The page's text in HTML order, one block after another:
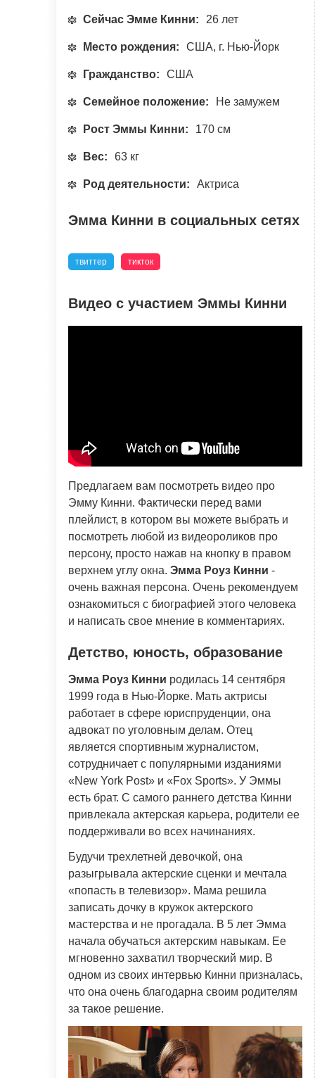
Сейчас Эмме Кинни: 26 лет
Место рождения: США, г. Нью-Йорк
Гражданство: США
Семейное положение: Не замужем
Рост Эммы Кинни: 170 см
Вес: 63 кг
Род деятельности: Актриса
Эмма Кинни в социальных сетях
твиттер тикток
Видео с участием Эммы Кинни
Предлагаем вам посмотреть видео про
Эмму Кинни. Фактически перед вами
плейлист, в котором вы можете выбрать и
посмотреть любой из видеороликов про
персону, просто нажав на кнопку в правом
верхнем углу окна. Эмма Роуз Кинни -
очень важная персона. Очень рекомендуем
ознакомиться с биографией этого человека
и написать свое мнение в комментариях.
Детство, юность, образование
Эмма Роуз Кинни родилась 14 сентября
1999 года в Нью-Йорке. Мать актрисы
работает в сфере юриспруденции, она
адвокат по уголовным делам. Отец
является спортивным журналистом,
сотрудничает с популярными изданиями
«New York Post» и «Fox Sports». У Эммы
есть брат. С самого раннего детства Кинни
привлекала актерская карьера, родители ее
поддерживали во всех начинаниях.
Будучи трехлетней девочкой, она
разыгрывала актерские сценки и мечтала
«попасть в телевизор». Мама решила
записать дочку в кружок актерского
мастерства и не прогадала. В 5 лет Эмма
начала обучаться актерским навыкам. Ее
мгновенно захватил творческий мир. В
одном из своих интервью Кинни призналась,
что она очень благодарна своим родителям
за такое решение.